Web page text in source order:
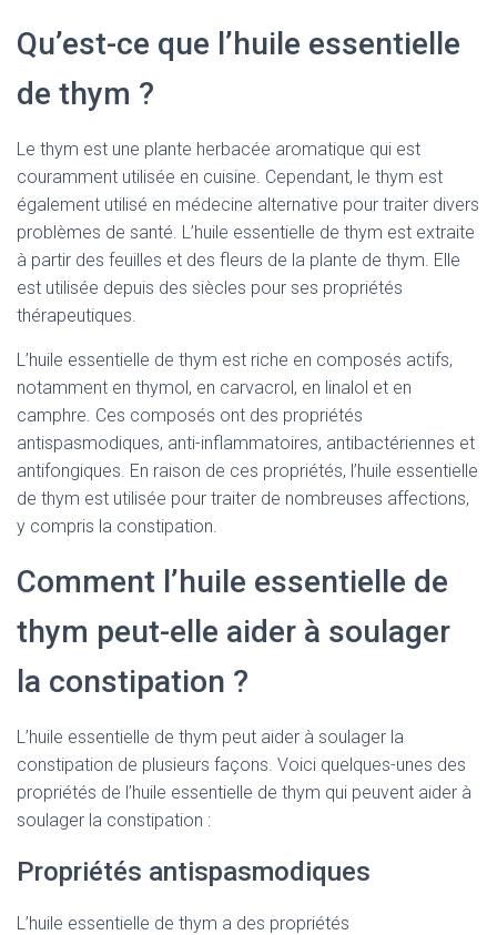
Qu’est-ce que l’huile essentielle
de thym ?
Le thym est une plante herbacée aromatique qui est
couramment utilisée en cuisine. Cependant, le thym est
également utilisé en médecine alternative pour traiter divers
problèmes de santé. L’huile essentielle de thym est extraite
à partir des feuilles et des fleurs de la plante de thym. Elle
est utilisée depuis des siècles pour ses propriétés
thérapeutiques.
L’huile essentielle de thym est riche en composés actifs,
notamment en thymol, en carvacrol, en linalol et en
camphre. Ces composés ont des propriétés
antispasmodiques, anti-inflammatoires, antibactériennes et
antifongiques. En raison de ces propriétés, l’huile essentielle
de thym est utilisée pour traiter de nombreuses affections,
y compris la constipation.
Comment l’huile essentielle de
thym peut-elle aider à soulager
la constipation ?
L’huile essentielle de thym peut aider à soulager la
constipation de plusieurs façons. Voici quelques-unes des
propriétés de l’huile essentielle de thym qui peuvent aider à
soulager la constipation :
Propriétés antispasmodiques
L’huile essentielle de thym a des propriétés